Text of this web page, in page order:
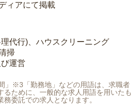
ィアにて掲載
代行)、ハウスクリーニング
掃
運営
」※3「勤務地」などの用語は、求職者
るために、一般的な求人用語を用いたも
委託での求人となります。